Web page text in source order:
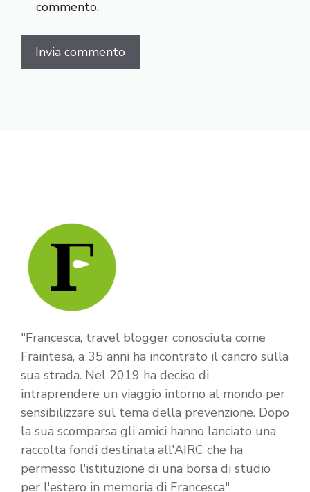
commento.
"Francesca, travel blogger conosciuta come
Fraintesa, a 35 anni ha incontrato il cancro sulla
sua strada. Nel 2019 ha deciso di
intraprendere un viaggio intorno al mondo per
sensibilizzare sul tema della prevenzione. Dopo
la sua scomparsa gli amici hanno lanciato una
raccolta fondi destinata all'AIRC che ha
permesso l'istituzione di una borsa di studio
per l'estero in memoria di Francesca"